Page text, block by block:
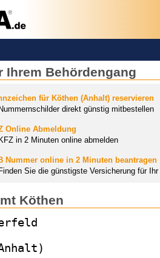
Ihrem Behördengang
für Köthen (Anhalt) reservieren
direkt günstig mitbestellen
Online Abmeldung
in 2 Minuten online abmelden
Nummer online in 2 Minuten beantragen
Sie die günstigste Versicherung für
Köthen